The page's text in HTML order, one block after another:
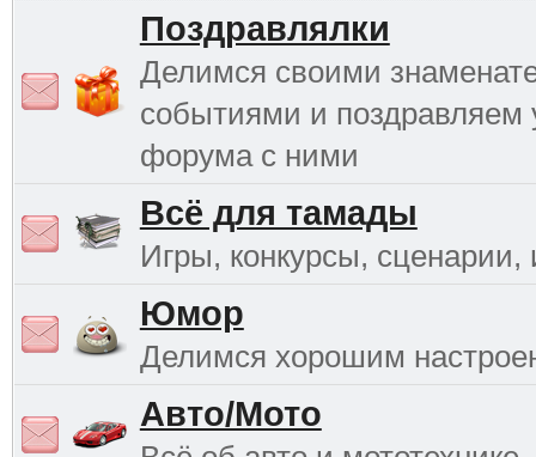
Поздравлялки
Делимся своими
событиями и поздравляем
форума с ними
Всё для тамады
Игры, конкурсы, сценарии,
Юмор
Делимся хорошим
Авто/Мото